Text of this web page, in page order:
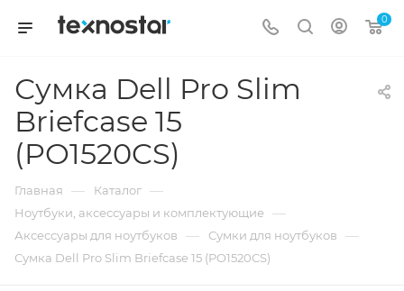
0
Сумка Dell Pro Slim
Briefcase 15
(PO1520CS)
Главная — Каталог —
Ноутбуки, аксессуары и комплектующие —
Аксессуары для ноутбуков — Сумки для ноутбуков —
Сумка Dell Pro Slim Briefcase 15 (PO1520CS)